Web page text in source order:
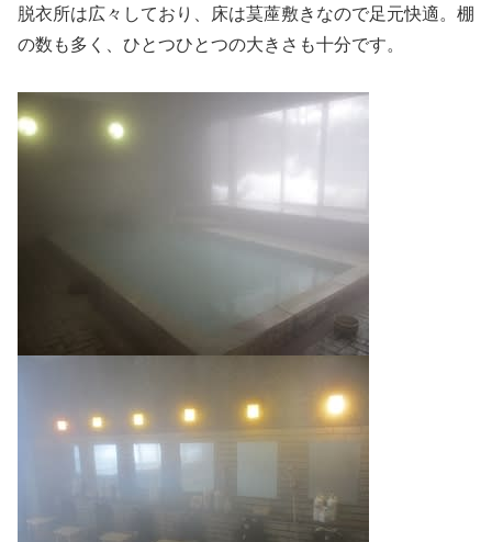
脱衣所は広々しており、床は茣蓙敷きなので足元快適。棚
の数も多く、ひとつひとつの大きさも十分です。